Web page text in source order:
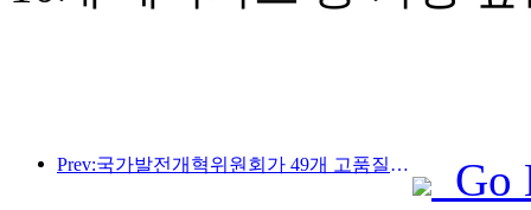
Prev:국가발전개혁위원회가 49개 고품질 야외 스포츠 명소를 첫 번째로 공개했습니다. Go